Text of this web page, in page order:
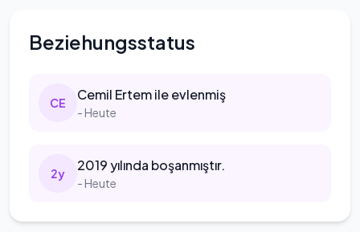
Beziehungsstatus
CE Cemil Ertem ile evlenmiş
- Heute
2y 2019yılında boşanmıştır.
- Heute